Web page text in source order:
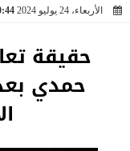
الأربعاء، 24 يوليو 2024
حقيقة
حمدي